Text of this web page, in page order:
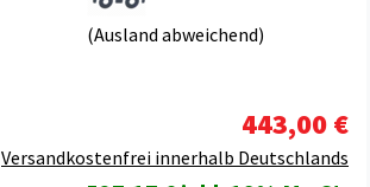
(Ausland abweichend)
443,00 €
Versandkostenfrei innerhalb Deutschlands